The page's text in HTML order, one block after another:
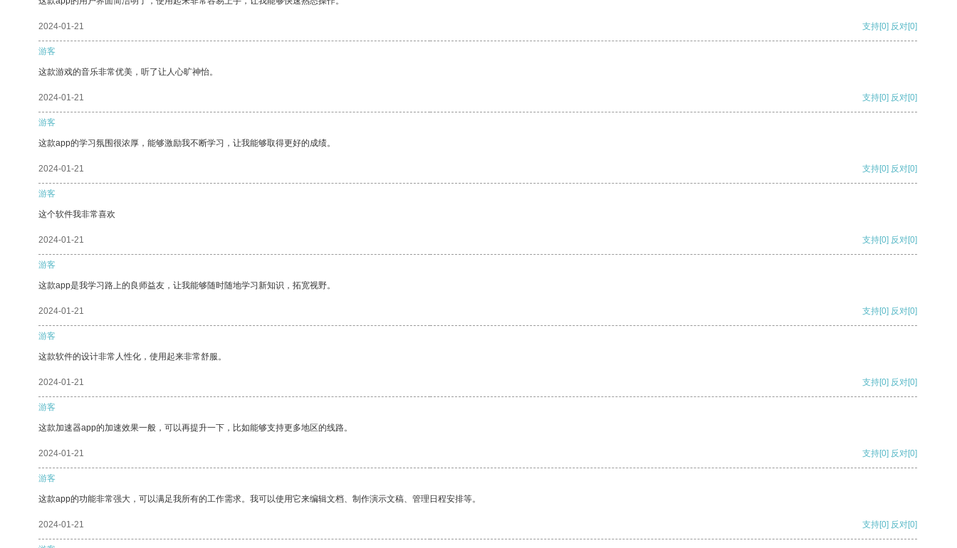
2024-01-21 支持[0] 反对[0]
游客
这款游戏的音乐非常优美，听了让人心旷神怡。
2024-01-21 支持[0] 反对[0]
游客
这款app的学习氛围很浓厚，能够激励我不断学习，让我能够取得更好的成绩。
2024-01-21 支持[0] 反对[0]
游客
这个软件我非常喜欢
2024-01-21 支持[0] 反对[0]
游客
这款app是我学习路上的良师益友，让我能够随时随地学习新知识，拓宽视野。
2024-01-21 支持[0] 反对[0]
游客
这款软件的设计非常人性化，使用起来非常舒服。
2024-01-21 支持[0] 反对[0]
游客
这款加速器app的加速效果一般，可以再提升一下，比如能够支持更多地区的线路。
2024-01-21 支持[0] 反对[0]
游客
这款app的功能非常强大，可以满足我所有的工作需求。我可以使用它来编辑文档、制作演示文稿、管理日程安排等。
2024-01-21 支持[0] 反对[0]